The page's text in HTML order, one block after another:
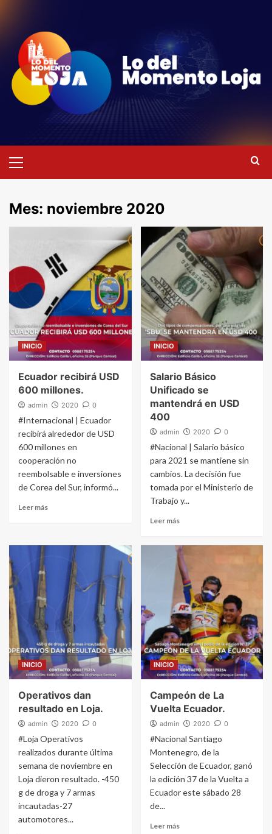
contenido
primario
Mes: noviembre 2020
INICIO
Ecuador recibirá USD
600 millones.
admin 2020 0
#Internacional | Ecuador
recibirá alrededor de USD
600 millones en
cooperación no
reembolsable e inversiones
de Corea del Sur, informó...
Leer más
INICIO
Salario Básico
Unificado se
mantendrá en USD
400
admin 2020 0
#Nacional | Salario básico
para 2021 se mantiene sin
cambios. La decisión fue
tomada por el Ministerio de
Trabajo y...
Leer más
INICIO
Operativos dan
resultado en Loja.
admin 2020 0
#Loja Operativos
realizados durante última
semana de noviembre en
Loja dieron resultado. -450
g de droga y 7 armas
incautadas-27
automotores...
INICIO
Campeón de La
Vuelta Ecuador.
admin 2020 0
#Nacional Santiago
Montenegro, de la
Selección de Ecuador, ganó
la edición 37 de la Vuelta a
Ecuador este sábado 28
de...
Leer más